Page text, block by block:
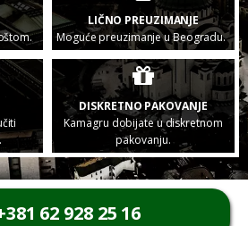
LIČNO PREUZIMANJE
Moguće preuzimanje u Beogradu.
DISKRETNO PAKOVANJE
Kamagru dobijate u diskretnom
pakovanju.
62 928 25 16